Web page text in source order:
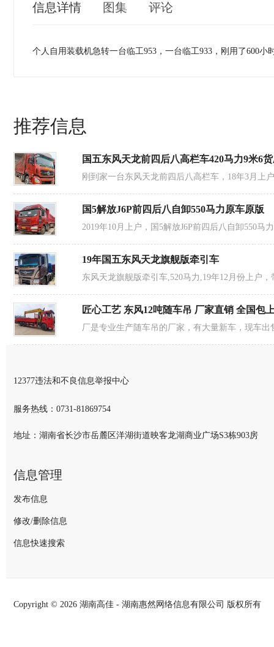
信息详情 图集 评论
个人自用装载机急转一台临工953，一台临工933，刚用了600小
密码：
验 证 码：
推荐信息
国五东风天龙前四后八高栏车420马力9米6
刚到家一台东风天龙前四后八高栏车，18年3月上
国5解放J6P前四后八自卸550马力原车原版
2019年10月上户，国5解放J6P前四后八自卸550
19年国五东风天龙旗舰版牵引车
东风天龙旗舰版牵引车,520马力,19年12月份上户
匠心工艺 东风12吨随车吊 厂家直销 全国包
厂是专业生产随车吊的厂家，有大量新车，现车
12377违法和不良信息举报中心
服务热线： 0731-81869754
地址：湖南省长沙市岳麓区洋湖街道映客龙湖商业广场S3栋903房
信息管理
发布信息
修改/删除信息
信息快速搜索
Copyright © 2026 湖南高佳 - 湖南惠然网络信息有限公司 版权所有